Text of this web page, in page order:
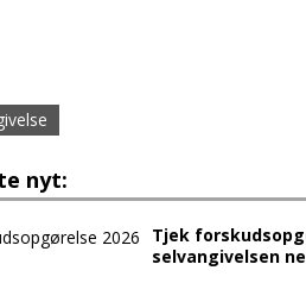
nyt:
Tjek
selvangivelsen